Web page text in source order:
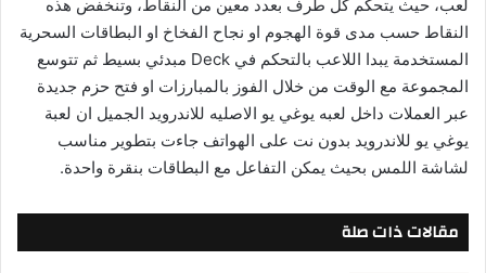
لعب، حيث يتحكم كل طرف بعدد معين من النقاط، وتنخفض هذه
النقاط حسب مدى قوة الهجوم او نجاح الفخاخ او البطاقات السحرية
المستخدمة يبدا اللاعب بالتحكم في Deck مبدئي بسيط ثم تتوسع
المجموعة مع الوقت من خلال الفوز بالمبارزات او فتح حزم جديدة
عبر العملات داخل لعبه يوغي يو الاصليه للاندرويد الجميل ان لعبة
يوغي يو للاندرويد بدون نت على الهواتف جاءت بتطوير مناسب
لشاشة اللمس بحيث يمكن التفاعل مع البطاقات بنقرة واحدة.
مقالات ذات صلة